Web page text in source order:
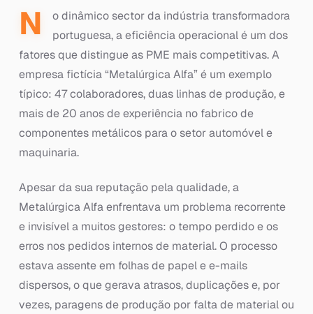
N
o dinâmico sector da indústria transformadora
portuguesa, a eficiência operacional é um dos
fatores que distingue as PME mais competitivas. A
empresa fictícia “Metalúrgica Alfa” é um exemplo
típico: 47 colaboradores, duas linhas de produção, e
mais de 20 anos de experiência no fabrico de
componentes metálicos para o setor automóvel e
maquinaria.
Apesar da sua reputação pela qualidade, a
Metalúrgica Alfa enfrentava um problema recorrente
e invisível a muitos gestores: o tempo perdido e os
erros nos pedidos internos de material. O processo
estava assente em folhas de papel e e-mails
dispersos, o que gerava atrasos, duplicações e, por
vezes, paragens de produção por falta de material ou